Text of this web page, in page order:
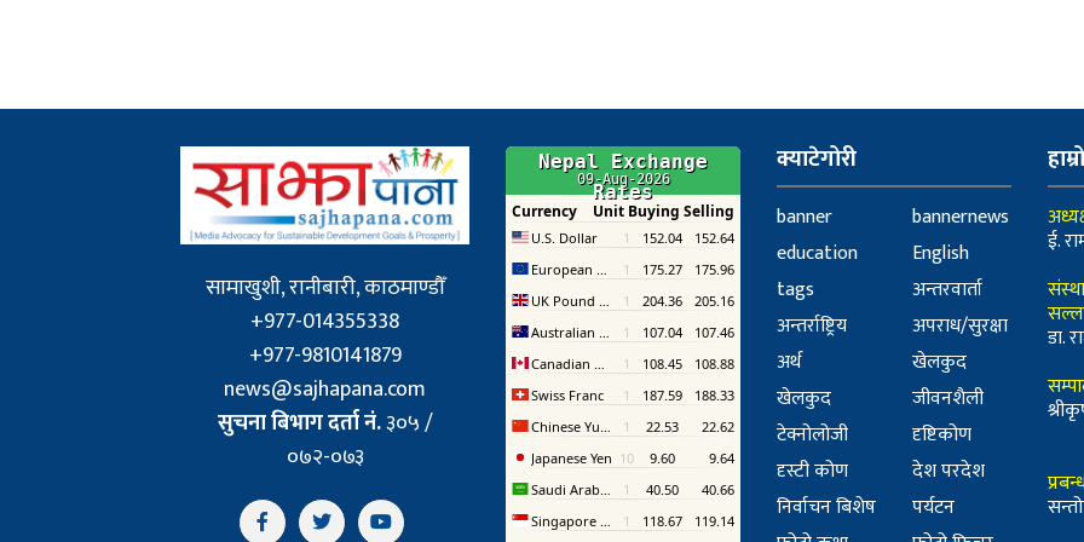
सामाखुशी, रानीबारी, काठमाण्डौँ
+977-014355338
+977-9810141879
news@sajhapana.com
सुचना बिभाग दर्ता नं.३०५ /
०७२-०७३
क्याटेगोरी
banner
bannernews
education
English
tags
अन्तरवार्ता
अन्तर्राष्ट्रिय
अपराध/सुरक्षा
अर्थ
खेलकुद
खेलकुद
जीवनशैली
टेक्नोलोजी
दृष्टिकोण
दृस्टी कोण
देश परदेश
निर्वाचन बिशेष
पर्यटन
ई.
डा.